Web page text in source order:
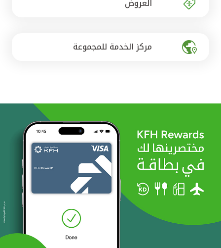
العروض
مركز الخدمة للمجموعة